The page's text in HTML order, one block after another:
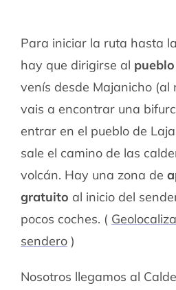
Para iniciar la ruta hasta
hay que dirigirse al
venís desde Majanicho (al
vais a encontrar una
entrar en el pueblo de
sale el camino de las
volcán. Hay una zona de
gratuito al inicio del
pocos coches. (
sendero)
Nosotros llegamos al